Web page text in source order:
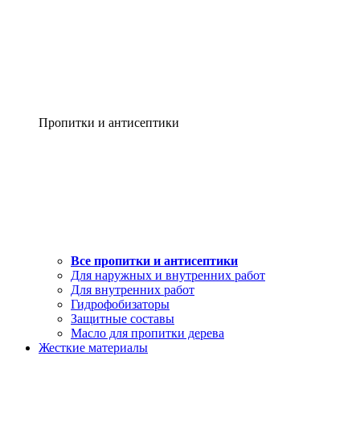
Пропитки и антисептики
Все пропитки и антисептики
Для наружных и внутренних работ
Для внутренних работ
Гидрофобизаторы
Защитные составы
Масло для пропитки дерева
Жесткие материалы